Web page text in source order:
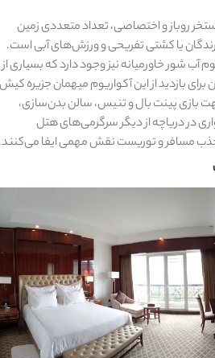
آداب و رسوم (184)
اخبار(266)
انواع سفر(73)
ایرانگردی(1,270)
راهنمای سفر
سفرهای پیشنهادی(133)
طبیعت(132)